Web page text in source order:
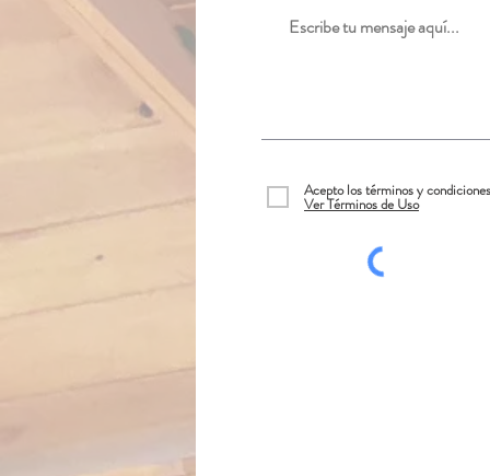
Acepto los términos y condiciones
Ver Términos de Uso